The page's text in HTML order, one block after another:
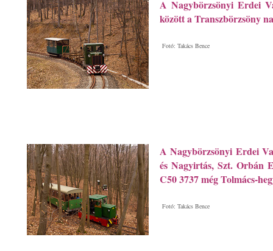
A Nagybörzsönyi Erdei
között a Transzbörzsöny
Fotó: Takács Bence
A Nagybörzsönyi Erdei
és Nagyirtás, Szt. Orbán
C50 3737 még Tolmács-
Fotó: Takács Bence